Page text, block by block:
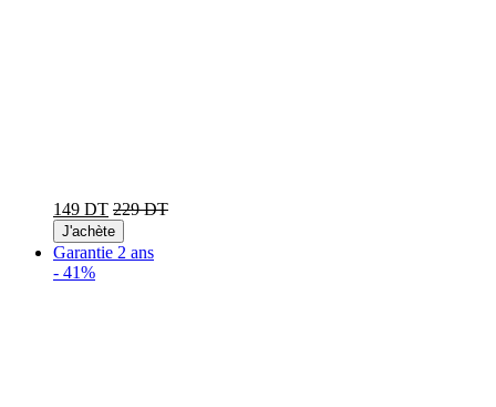
149 DT 229 DT
J'achète
Garantie 2 ans
- 41%